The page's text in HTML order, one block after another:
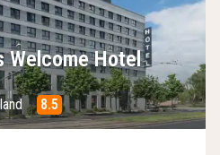
Welcome Hotel
8.5